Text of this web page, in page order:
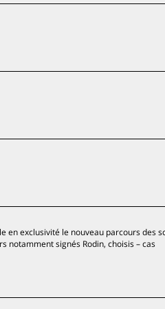
en exclusivité le nouveau parcours des
notamment signés Rodin, choisis – cas